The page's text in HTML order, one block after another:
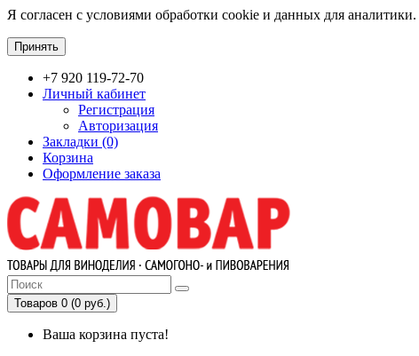
Я согласен с условиями обработки cookie и данных для аналитики.
Принять
+7 920 119-72-70
Личный кабинет
Регистрация
Авторизация
Закладки (0)
Корзина
Оформление заказа
Товаров 0 (0 руб.)
Ваша корзина пуста!